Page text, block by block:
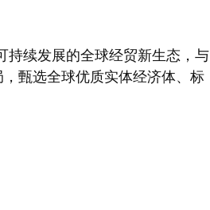
持续发展的全球经贸新生态，与
甄选全球优质实体经济体、标